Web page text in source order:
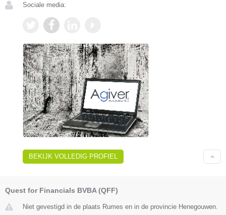
Sociale media:
BEKIJK VOLLEDIG PROFIEL
Quest for Financials BVBA (QFF)
Niet gevestigd in de plaats Rumes en in de provincie Henegouwen.